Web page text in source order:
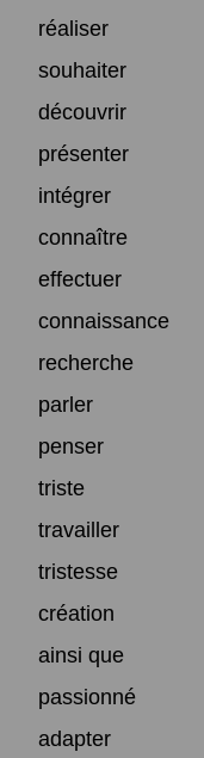
réaliser
souhaiter
découvrir
présenter
intégrer
connaître
effectuer
connaissance
recherche
parler
penser
triste
travailler
tristesse
création
ainsi que
passionné
adapter